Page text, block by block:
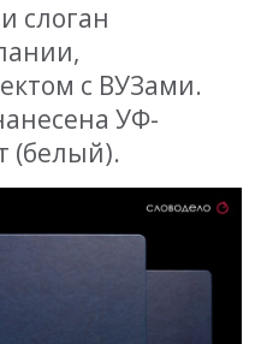
слоган
с ВУЗами.
УФ-
(белый).